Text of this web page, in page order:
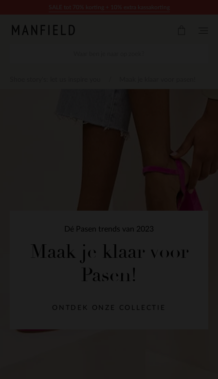
Dé Pasen trends van 2023
Maak je klaar voor
Pasen!
ONTDEK ONZE COLLECTIE